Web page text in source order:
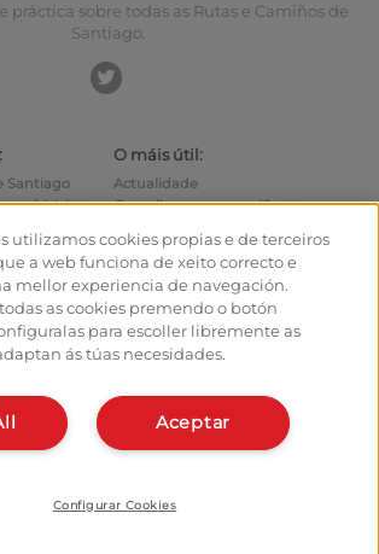
práctica sobre todas as Rutas e Camiños de
Santiago.
Santiago
en bicicleta
de
O máis útil:
Actualidade
Consellos para o camiñante
Como saír de Santiago
Calculadora
Historia
Organiza e planifica o teu
Dáte de alta no planificador
Apps do camiño
utilizamos cookies propias e de terceiros
a web funciona de xeito correcto e
mellor experiencia de navegación.
as cookies premendo o botón
para escoller libremente as
ás túas necesidades.
Aceptar
Configurar Cookies